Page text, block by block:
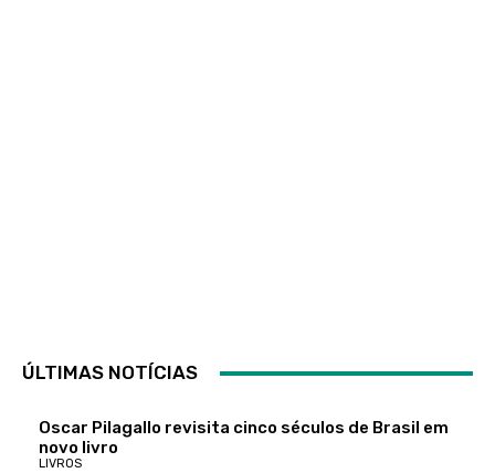
ÚLTIMAS NOTÍCIAS
Oscar Pilagallo revisita cinco séculos de Brasil em
novo livro
LIVROS